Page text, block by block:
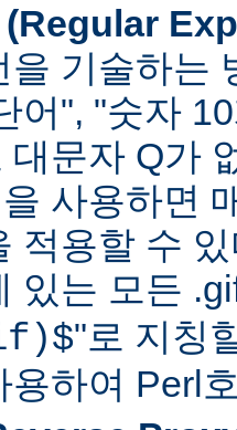
(Regular
을 기술하는
어", "숫자
대문자 Q가
사용하면
적용할 수
있는 모든
"로 지칭
용하여 Perl